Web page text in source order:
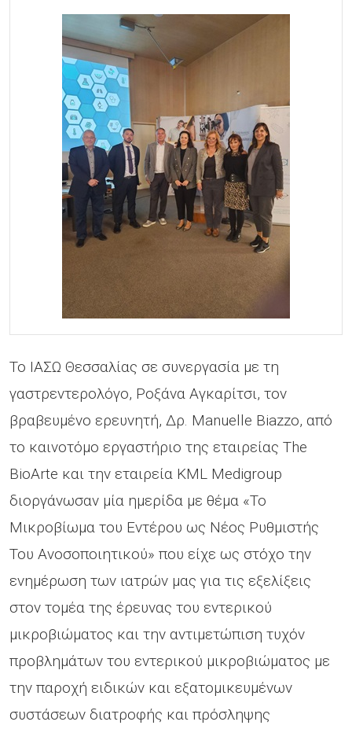
Το ΙΑΣΩ Θεσσαλίας σε συνεργασία με τη
γαστρεντερολόγο, Ροξάνα Αγκαρίτσι, τον
βραβευμένο ερευνητή, Δρ. Manuelle Biazzo, από
το καινοτόμο εργαστήριο της εταιρείας The
BioArte και την εταιρεία KML Medigroup
διοργάνωσαν μία ημερίδα με θέμα «Το
Μικροβίωμα του Εντέρου ως Νέος Ρυθμιστής
Του Ανοσοποιητικού» που είχε ως στόχο την
ενημέρωση των ιατρών μας για τις εξελίξεις
στον τομέα της έρευνας του εντερικού
μικροβιώματος και την αντιμετώπιση τυχόν
προβλημάτων του εντερικού μικροβιώματος με
την παροχή ειδικών και εξατομικευμένων
συστάσεων διατροφής και πρόσληψης